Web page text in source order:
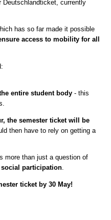
Deutschlandticket, currently
has so far made it possible
access to mobility for all
entire student body - this
the semester ticket will be
then have to rely on getting a
more than just a question of
participation.
ticket by 30 May!